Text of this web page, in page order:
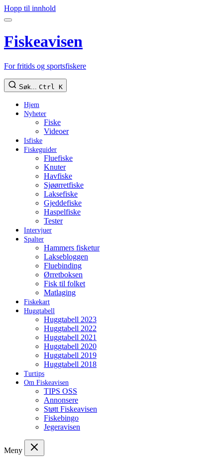
Hopp til innhold
Fiskeavisen
For fritids og sportsfiskere
Søk... Ctrl K
Hjem
Nyheter
Fiske
Videoer
Isfiske
Fiskeguider
Fluefiske
Knuter
Havfiske
Sjøørretfiske
Laksefiske
Gjeddefiske
Haspelfiske
Tester
Intervjuer
Spalter
Hammers fisketur
Laksebloggen
Fluebinding
Ørretboksen
Fisk til folket
Matlaging
Fiskekart
Huggtabell
Huggtabell 2023
Huggtabell 2022
Huggtabell 2021
Huggtabell 2020
Huggtabell 2019
Huggtabell 2018
Turtips
Om Fiskeavisen
TIPS OSS
Annonsere
Støtt Fiskeavisen
Fiskebingo
Jegeravisen
Meny